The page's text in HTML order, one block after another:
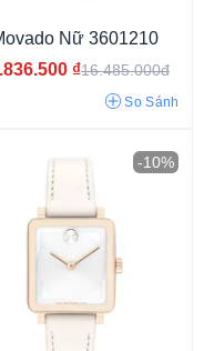
Dây màu hồng
Dây màu bạc
Nữ 3601210
₫16.485.000đ
So Sánh
-10%